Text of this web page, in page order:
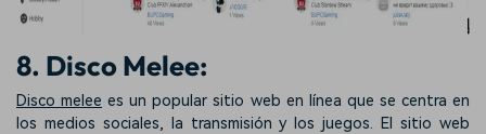
8. Disco Melee:
Disco melee es un popular sitio web en línea que se centra en
los medios sociales, la transmisión y los juegos. El sitio web